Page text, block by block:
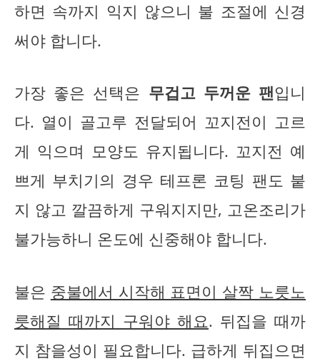
하면 속까지 익지 않으니 불 조절에 신경
써야 합니다.
가장 좋은 선택은 무겁고 두꺼운 팬입니
다. 열이 골고루 전달되어 꼬지전이 고르
게 익으며 모양도 유지됩니다. 꼬지전 예
쁘게 부치기의 경우 테프론 코팅 팬도 붙
지 않고 깔끔하게 구워지지만, 고온조리가
불가능하니 온도에 신중해야 합니다.
불은 중불에서 시작해 표면이 살짝 노릇노
릇해질 때까지 구워야 해요. 뒤집을 때까
지 참을성이 필요합니다. 급하게 뒤집으면